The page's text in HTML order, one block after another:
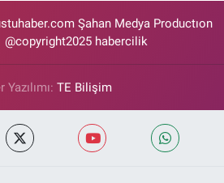
Şahan Medya Productıon
@copyright2025 habercilik
Yazılımı: TE Bilişim